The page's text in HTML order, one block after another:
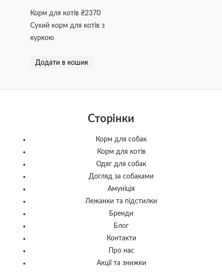
Корм для котів₴2370
Сухий корм для котів з
куркою
Додати в кошик
Сторінки
Корм для собак
Корм для котів
Одяг для собак
Догляд за собаками
Амуніція
Лежанки та підстилки
Бренди
Блог
Контакти
Про нас
Акції та знижки